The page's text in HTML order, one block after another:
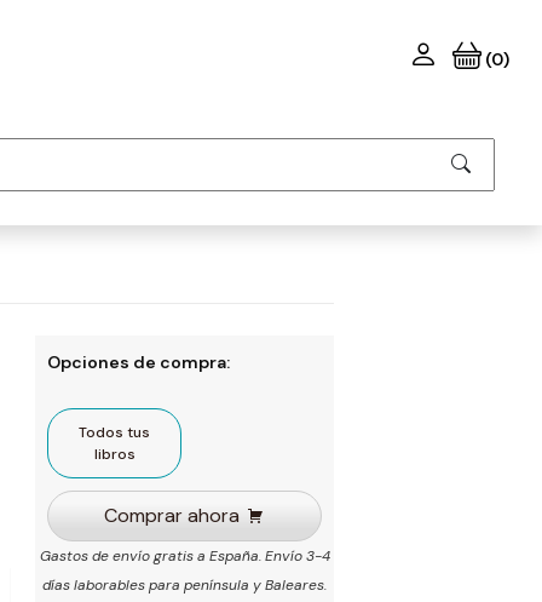
(0)
Opciones de compra:
Todos tus
libros
Comprar ahora
Gastos de envío gratis a España. Envío 3-4
días laborables para península y Baleares.